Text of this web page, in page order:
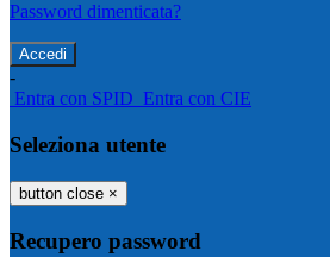
Password dimenticata?
-
Entra con SPID Entra con CIE
Seleziona utente
button close ×
Recupero password